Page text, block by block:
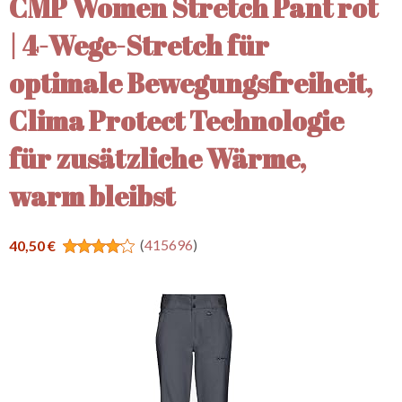
CMP Women Stretch Pant rot
| 4-Wege-Stretch für
optimale Bewegungsfreiheit,
Clima Protect Technologie
für zusätzliche Wärme,
warm bleibst
40,50 € (415696)